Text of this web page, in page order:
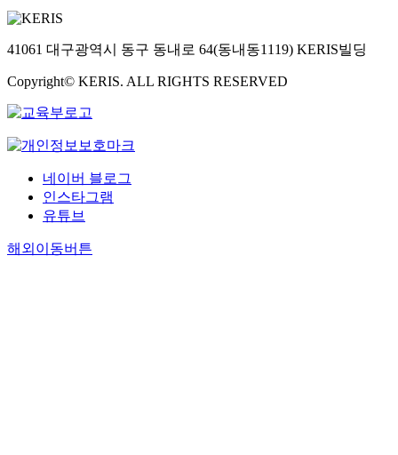
41061 대구광역시 동구 동내로 64(동내동1119) KERIS빌딩
Copyright© KERIS. ALL RIGHTS RESERVED
네이버 블로그
인스타그램
유튜브
해외이동버튼